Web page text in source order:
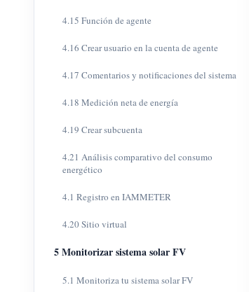
4.15 Función de agente
4.16 Crear usuario en la cuenta de agente
4.17 Comentarios y notificaciones del sistema
4.18 Medición neta de energía
4.19 Crear subcuenta
4.21 Análisis comparativo del consumo
energético
4.1 Registro en IAMMETER
4.20 Sitio virtual
5 Monitorizar sistema solar FV
5.1 Monitoriza tu sistema solar FV